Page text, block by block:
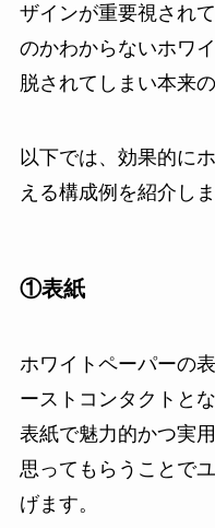
ザインが重要視され
のかわからないホワ
脱されてしまい本来
以下では、効果的に
える構成例を紹介しま
①表紙
ホワイトペーパーの
ーストコンタクトと
表紙で魅力的かつ実
思ってもらうことで
げます。